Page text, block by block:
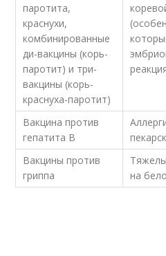
паротита,
краснухи,
комбинированные
ди-вакцины (корь-
паротит) и три-
вакцины (корь-
краснуха-паротит)
Вакцина против
гепатита В
Вакцины против
гриппа
на